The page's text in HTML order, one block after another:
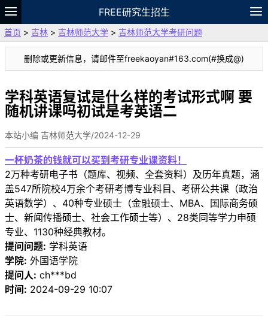
FREE研究生招生
题库
故事 专题 APP 笔记
论坛
VIP
资料
首页 > 吉林 > 吉林师范大学 > 吉林师范大学考研问题
删除或更新信息，请邮件至freekaoyan#163.com(#换成@)
学科英语复试是什么样的考试形式啊 要
随机讲课吗初试是考英语二
本站小编 吉林师范大学/2024-12-29
一杯奶茶的钱就可以买到考研专业课资料！
2万种考研电子书（题库、视频、全套资料）及历年真题，涵
盖547所院校4万余个考研考博专业科目、考研公共课（政治
英语数学）、40种专业硕士（金融硕士、MBA、国际商务硕
士、新闻传播硕士、社会工作硕士等）、28类同等学力申硕
专业、1130种经典教材。
提问问题: 学科英语
学院: 外国语学院
提问人: ch***bd
时间: 2024-09-29 10:07